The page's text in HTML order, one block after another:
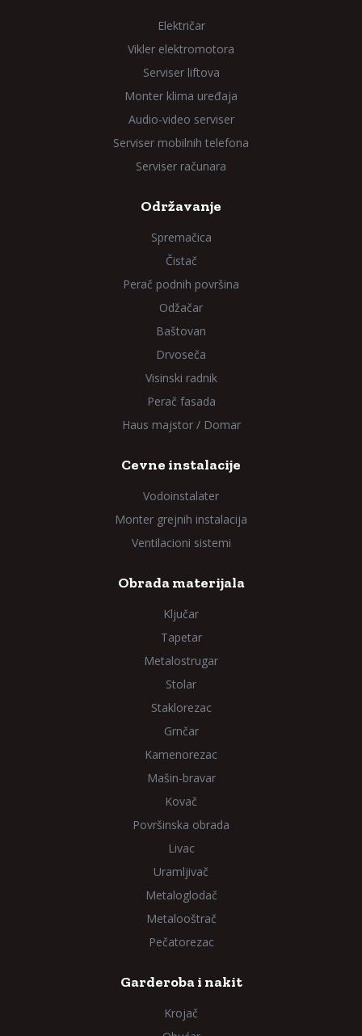
Električar
Vikler elektromotora
Serviser liftova
Monter klima uređaja
Audio-video serviser
Serviser mobilnih telefona
Serviser računara
Održavanje
Spremačica
Čistač
Perač podnih površina
Odžačar
Baštovan
Drvoseča
Visinski radnik
Perač fasada
Haus majstor / Domar
Cevne instalacije
Vodoinstalater
Monter grejnih instalacija
Ventilacioni sistemi
Obrada materijala
Ključar
Tapetar
Metalostrugar
Stolar
Staklorezac
Grnčar
Kamenorezac
Mašin-bravar
Kovač
Površinska obrada
Livac
Uramljivač
Metaloglodač
Metalooštrač
Pečatorezac
Garderoba i nakit
Krojač